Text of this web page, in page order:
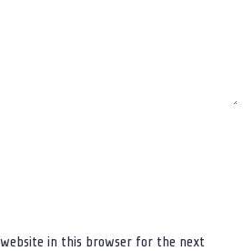
in this browser for the next